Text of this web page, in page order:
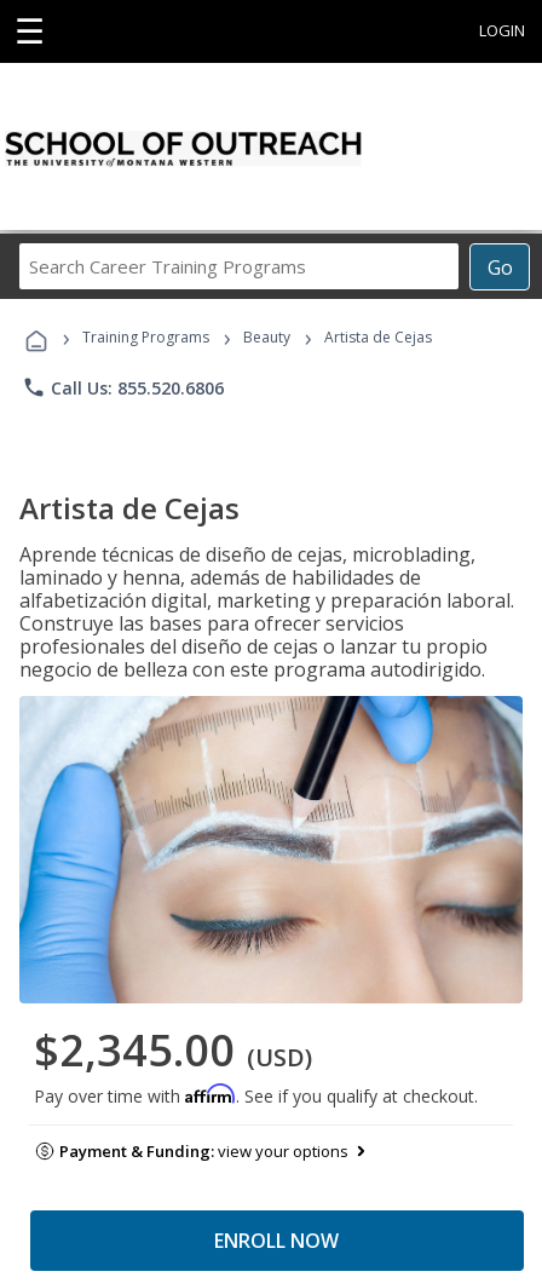
☰ LOGIN
Go
Career
Programs
› Training Programs › Beauty › Artista de Cejas
phone Call Us: 855.520.6806
Artista de Cejas
Aprende técnicas de diseño de cejas, microblading,
laminado y henna, además de habilidades de
alfabetización digital, marketing y preparación laboral.
Construye las bases para ofrecer servicios
profesionales del diseño de cejas o lanzar tu propio
negocio de belleza con este programa autodirigido.
$2,345.00 (USD)
Pay over time with Affirm. See if you qualify at checkout.
Payment & Funding:view your options
ENROLL NOW